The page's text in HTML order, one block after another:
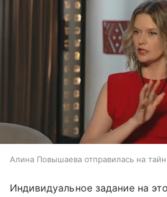
Алина Повышаева отправилась на
Индивидуальное задание на